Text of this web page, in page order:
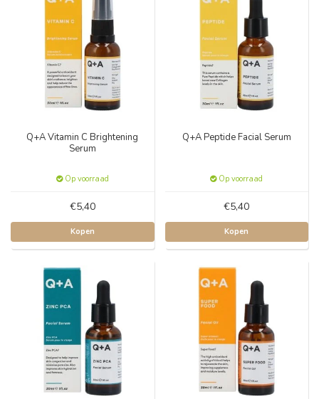
Q+A Vitamin C Brightening
Serum
Op voorraad
€5,40
Kopen
Q+A Peptide Facial Serum
Op voorraad
€5,40
Kopen